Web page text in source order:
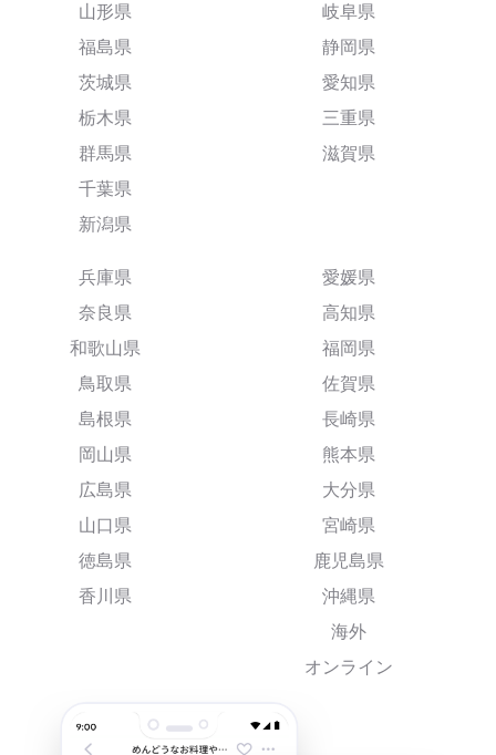
山形県
福島県
茨城県
栃木県
群馬県
千葉県
新潟県
岐阜県
静岡県
愛知県
三重県
滋賀県
兵庫県
奈良県
和歌山県
鳥取県
島根県
岡山県
広島県
山口県
徳島県
香川県
愛媛県
高知県
福岡県
佐賀県
長崎県
熊本県
大分県
宮崎県
鹿児島県
沖縄県
海外
オンライン